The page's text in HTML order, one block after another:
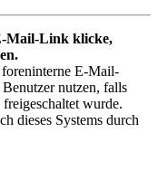
Mail-Link klicke,
E-Mail-
nutzen, falls
wurde.
dieses Systems durch